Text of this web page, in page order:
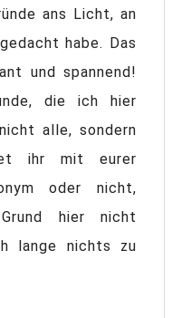
ans Licht, an
habe. Das
und spannend!
die ich hier
alle, sondern
ihr mit eurer
oder nicht,
hier nicht
lange nichts zu